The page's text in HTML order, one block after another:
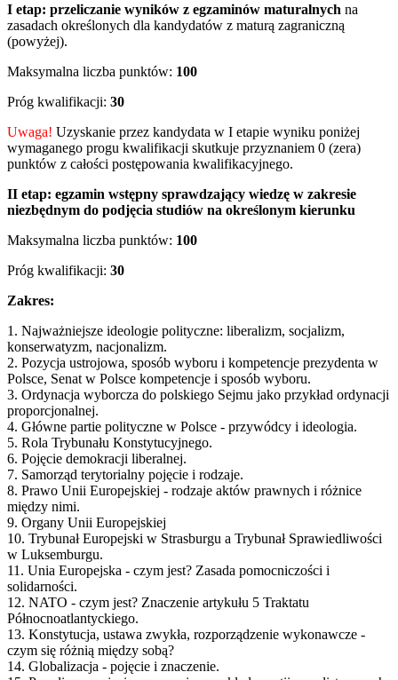
I etap: przeliczanie wyników z egzaminów maturalnych na
zasadach określonych dla kandydatów z maturą zagraniczną
(powyżej).
Maksymalna liczba punktów: 100
Próg kwalifikacji: 30
Uwaga! Uzyskanie przez kandydata w I etapie wyniku poniżej
wymaganego progu kwalifikacji skutkuje przyznaniem 0 (zera)
punktów z całości postępowania kwalifikacyjnego.
II etap: egzamin wstępny sprawdzający wiedzę w zakresie
niezbędnym do podjęcia studiów na określonym kierunku
Maksymalna liczba punktów: 100
Próg kwalifikacji: 30
Zakres:
1. Najważniejsze ideologie polityczne: liberalizm, socjalizm,
konserwatyzm, nacjonalizm.
2. Pozycja ustrojowa, sposób wyboru i kompetencje prezydenta w
Polsce, Senat w Polsce kompetencje i sposób wyboru.
3. Ordynacja wyborcza do polskiego Sejmu jako przykład ordynacji
proporcjonalnej.
4. Główne partie polityczne w Polsce - przywódcy i ideologia.
5. Rola Trybunału Konstytucyjnego.
6. Pojęcie demokracji liberalnej.
7. Samorząd terytorialny pojęcie i rodzaje.
8. Prawo Unii Europejskiej - rodzaje aktów prawnych i różnice
między nimi.
9. Organy Unii Europejskiej
10. Trybunał Europejski w Strasburgu a Trybunał Sprawiedliwości
w Luksemburgu.
11. Unia Europejska - czym jest? Zasada pomocniczości i
solidarności.
12. NATO - czym jest? Znaczenie artykułu 5 Traktatu
Północnoatlantyckiego.
13. Konstytucja, ustawa zwykła, rozporządzenie wykonawcze -
czym się różnią między sobą?
14. Globalizacja - pojęcie i znaczenie.